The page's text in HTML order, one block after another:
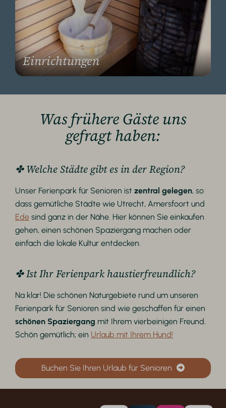
Einrichtungen
Was frühere Gäste uns
gefragt haben:
✤ Welche Städte gibt es in der Region?
Unser Ferienpark für Senioren istzentral gelegen, so
dass gemütliche Städte wie Utrecht, Amersfoort und
Ede sind ganz in der Nähe. Hier können Sie einkaufen
gehen, einen schönen Spaziergang machen oder
einfach die lokale Kultur entdecken.
✤ Ist Ihr Ferienpark haustierfreundlich?
Na klar! Die schönen Naturgebiete rund um unseren
Ferienpark für Senioren sind wie geschaffen für einen
schönen Spaziergang mit Ihrem vierbeinigen Freund.
Schön gemütlich; ein Urlaub mit Ihrem Hund!
Buchen Sie Ihren Urlaub für Senioren